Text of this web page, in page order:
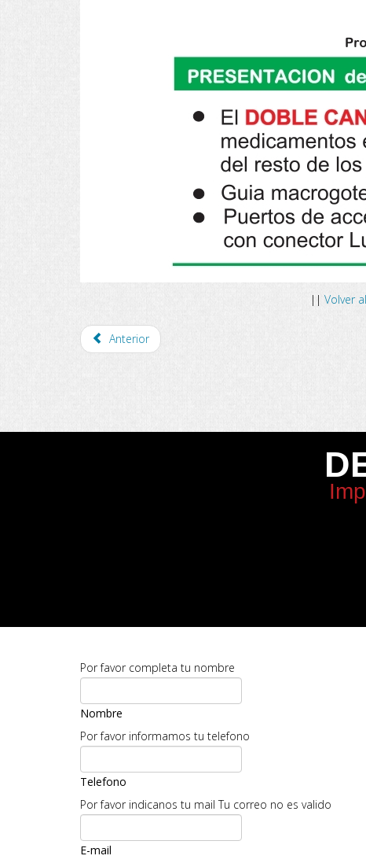
|| Volver
Anterior
Por favor completa tu nombre
Nombre
Por favor informamos tu telefono
Telefono
Por favor indicanos tu mail Tu correo no es valido
E-mail